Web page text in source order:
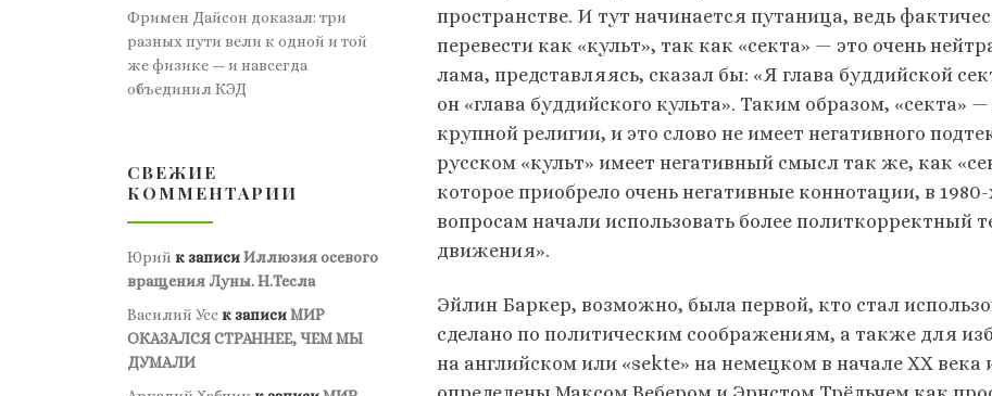
пространстве. И тут начинается путаница, ведь
перевести как «культ», так как «секта» — это очень
лама, представляясь, сказал бы: «Я глава буддийской
он «глава буддийского культа». Таким образом, «секта»
крупной религии, и это слово не имеет негативного
русском «культ» имеет негативный смысл так же, как
которое приобрело очень негативные коннотации, в
вопросам начали использовать более политкорректный
движения».
Эйлин Баркер, возможно, была первой, кто стал
сделано по политическим соображениям, а также для
на английском или «sekte» на немецком в начале ХХ
Фримен Дайсон доказал: три
разных пути вели к одной и той
же физике — и навсегда
объединил КЭД
СВЕЖИЕ
КОММЕНТАРИИ
Юрий к записиИллюзия осевого
вращения Луны. Н.Тесла
Василий Усс к записиМИР
ОКАЗАЛСЯ СТРАННЕЕ, ЧЕМ МЫ
ДУМАЛИ